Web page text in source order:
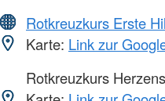
Rotkreuzkurs Erste
Karte: Link zur
Rotkreuzkurs